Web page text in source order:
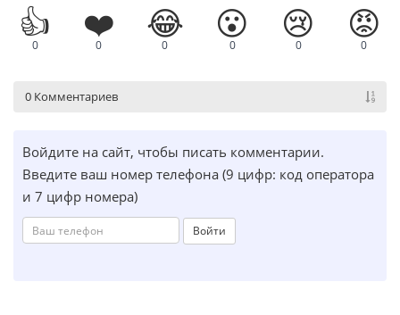
👍
0
❤️
0
😂
0
😮
0
😢
0
😡
0
0 Комментариев
Войдите на сайт, чтобы писать комментарии.
Введите ваш номер телефона (9 цифр: код оператора
и 7 цифр номера)
Войти